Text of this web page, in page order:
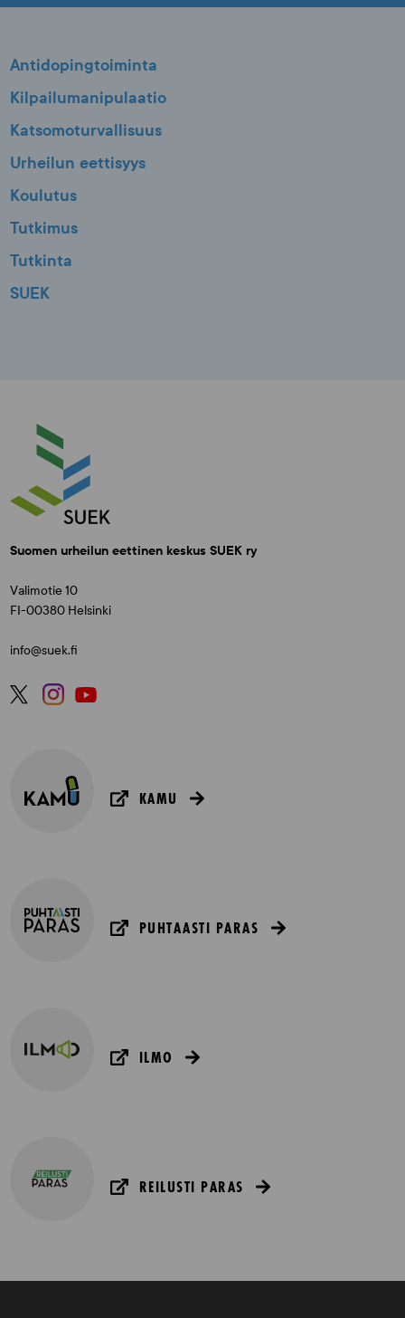
Antidopingtoiminta
Kilpailumanipulaatio
Katsomoturvallisuus
Urheilun eettisyys
Koulutus
Tutkimus
Tutkinta
SUEK
Suomen urheilun eettinen keskus SUEK ry
Valimotie 10
FI-00380 Helsinki
info@suek.fi
KAMU
PUHTAASTI PARAS
ILMO
REILUSTI PARAS